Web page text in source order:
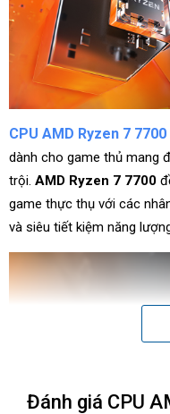
CPU AMD Ryzen 7 7700
dành cho game thủ mang
trội. AMD Ryzen 7 7700
game thực thụ với các
và siêu tiết kiệm năng
Đánh giá CPU